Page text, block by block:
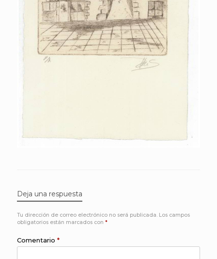
Deja una respuesta
Tu dirección de correo electrónico no será publicada. Los campos
obligatorios están marcados con *
Comentario *